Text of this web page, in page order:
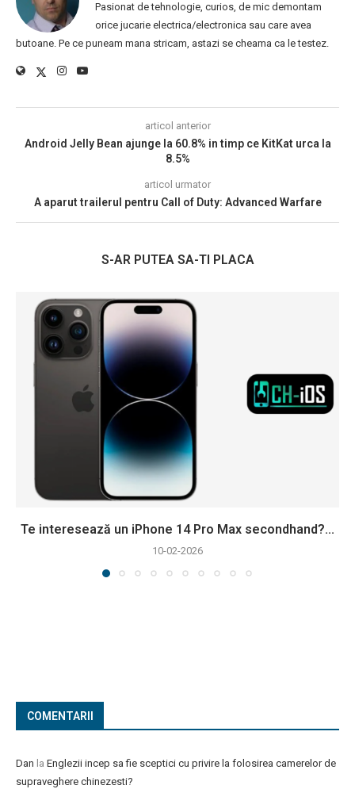
Pasionat de tehnologie, curios, de mic demontam
orice jucarie electrica/electronica sau care avea
butoane. Pe ce puneam mana stricam, astazi se cheama ca le testez.
articol anterior
Android Jelly Bean ajunge la 60.8% in timp ce KitKat urca la
8.5%
articol urmator
A aparut trailerul pentru Call of Duty: Advanced Warfare
S-AR PUTEA SA-TI PLACA
Te interesează un iPhone 14 Pro Max secondhand?...
10-02-2026
COMENTARII
Dan la Englezii incep sa fie sceptici cu privire la folosirea camerelor de
supraveghere chinezesti?